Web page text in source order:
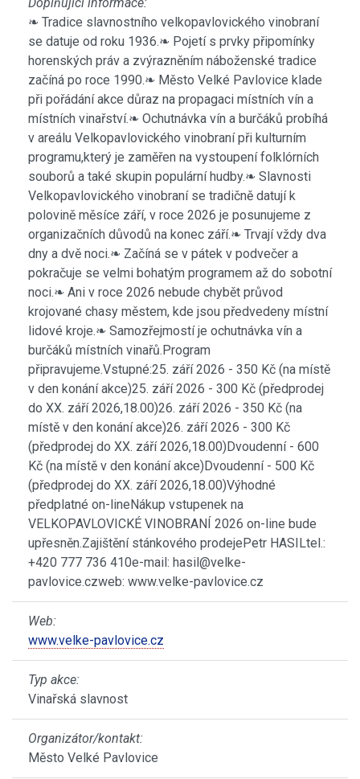
Doplňující informace:
❧ Tradice slavnostního velkopavlovického vinobraní
se datuje od roku 1936.❧ Pojetí s prvky připomínky
horenských práv a zvýrazněním náboženské tradice
začíná po roce 1990.❧ Město Velké Pavlovice klade
při pořádání akce důraz na propagaci místních vín a
místních vinařství.❧ Ochutnávka vín a burčáků probíhá
v areálu Velkopavlovického vinobraní při kulturním
programu,který je zaměřen na vystoupení folklórních
souborů a také skupin populární hudby.❧ Slavnosti
Velkopavlovického vinobraní se tradičně datují k
polovině měsíce září, v roce 2026 je posunujeme z
organizačních důvodů na konec září.❧ Trvají vždy dva
dny a dvě noci.❧ Začíná se v pátek v podvečer a
pokračuje se velmi bohatým programem až do sobotní
noci.❧ Ani v roce 2026 nebude chybět průvod
krojované chasy městem, kde jsou předvedeny místní
lidové kroje.❧ Samozřejmostí je ochutnávka vín a
burčáků místních vinařů.Program
připravujeme.Vstupné:25. září 2026 - 350 Kč (na místě
v den konání akce)25. září 2026 - 300 Kč (předprodej
do XX. září 2026,18.00)26. září 2026 - 350 Kč (na
místě v den konání akce)26. září 2026 - 300 Kč
(předprodej do XX. září 2026,18.00)Dvoudenní - 600
Kč (na místě v den konání akce)Dvoudenní - 500 Kč
(předprodej do XX. září 2026,18.00)Výhodné
předplatné on-lineNákup vstupenek na
VELKOPAVLOVICKÉ VINOBRANÍ 2026 on-line bude
upřesněn.Zajištění stánkového prodejePetr HASILtel.:
+420 777 736 410e-mail: hasil@velke-
pavlovice.czweb: www.velke-pavlovice.cz
Web:
www.velke-pavlovice.cz
Typ akce:
Vinařská slavnost
Organizátor/kontakt:
Město Velké Pavlovice